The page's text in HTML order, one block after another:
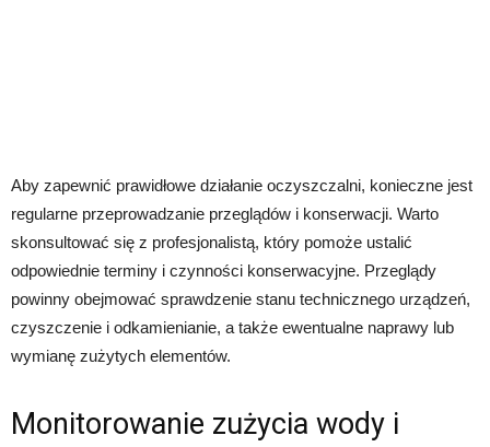
Aby zapewnić prawidłowe działanie oczyszczalni, konieczne jest
regularne przeprowadzanie przeglądów i konserwacji. Warto
skonsultować się z profesjonalistą, który pomoże ustalić
odpowiednie terminy i czynności konserwacyjne. Przeglądy
powinny obejmować sprawdzenie stanu technicznego urządzeń,
czyszczenie i odkamienianie, a także ewentualne naprawy lub
wymianę zużytych elementów.
Monitorowanie zużycia wody i